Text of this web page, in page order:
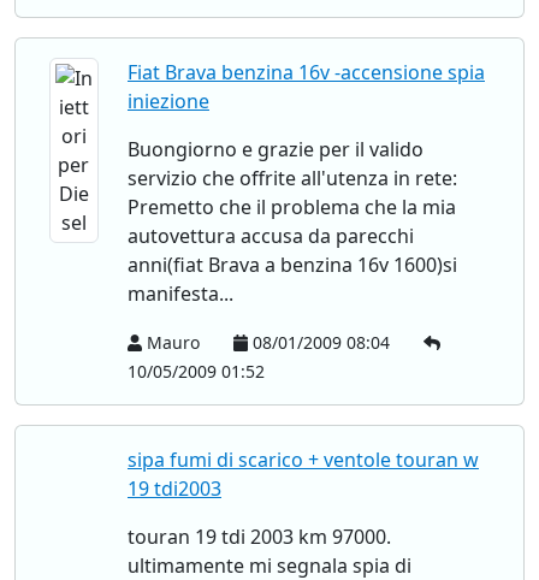
Fiat Brava benzina 16v -accensione spia
iniezione
Buongiorno e grazie per il valido
servizio che offrite all'utenza in rete:
Premetto che il problema che la mia
autovettura accusa da parecchi
anni(fiat Brava a benzina 16v 1600)si
manifesta...
Mauro
08/01/2009 08:04
10/05/2009 01:52
sipa fumi di scarico + ventole touran w
19 tdi2003
touran 19 tdi 2003 km 97000.
ultimamente mi segnala spia di